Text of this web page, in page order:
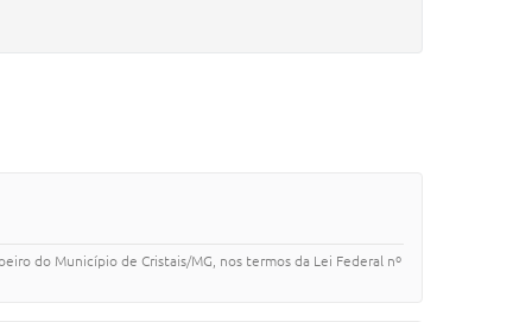
do Município de Cristais/MG, nos termos da Lei Federal nº